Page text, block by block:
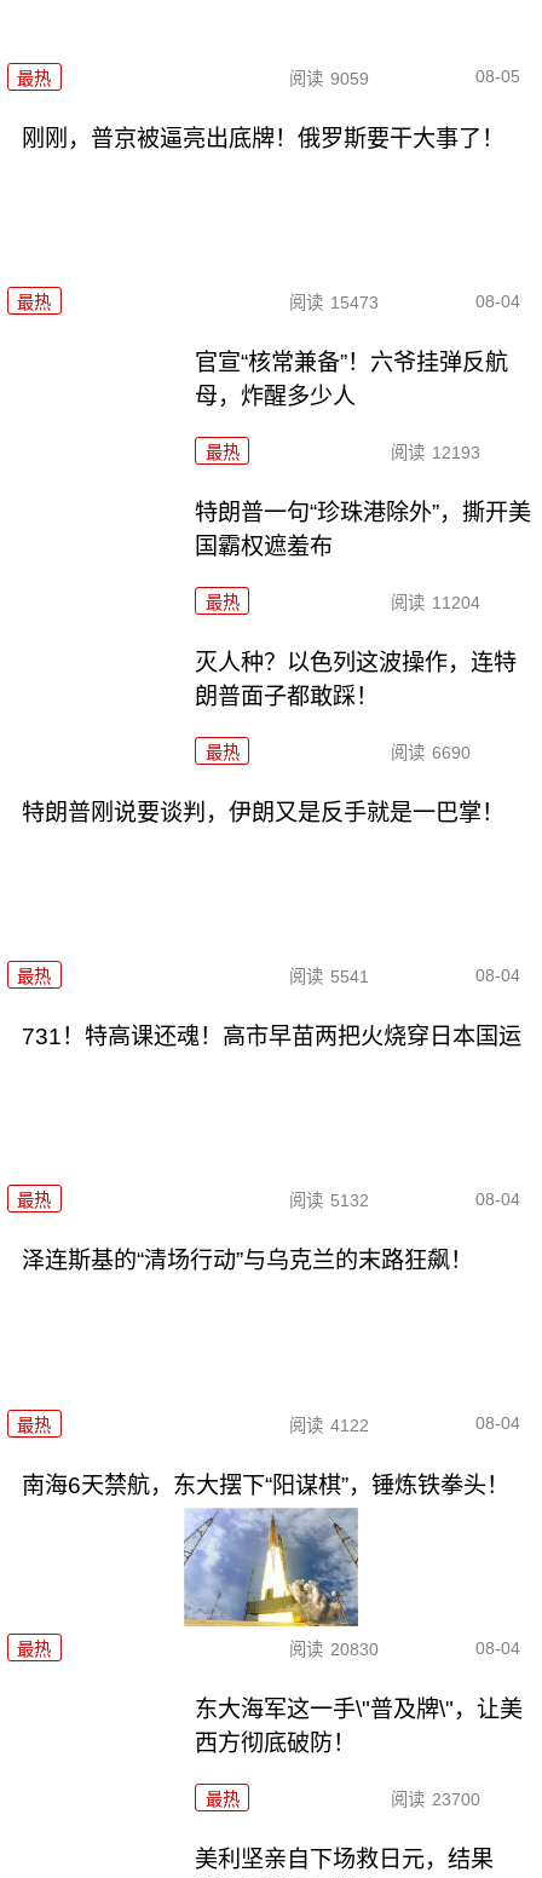
最热 阅读 9059 08-05
刚刚，普京被逼亮出底牌！俄罗斯要干大事了！
最热 阅读 15473 08-04
官宣“核常兼备”！六爷挂弹反航
母，炸醒多少人
最热 阅读 12193
特朗普一句“珍珠港除外”，撕开美
国霸权遮羞布
最热 阅读 11204
灭人种？以色列这波操作，连特
朗普面子都敢踩！
最热 阅读 6690
特朗普刚说要谈判，伊朗又是反手就是一巴掌！
最热 阅读 5541 08-04
731！特高课还魂！高市早苗两把火烧穿日本国运
最热 阅读 5132 08-04
泽连斯基的“清场行动”与乌克兰的末路狂飙！
最热 阅读 4122 08-04
南海6天禁航，东大摆下“阳谋棋”，锤炼铁拳头！
最热 阅读 20830 08-04
东大海军这一手\"普及牌\"，让美
西方彻底破防！
最热 阅读 23700
美利坚亲自下场救日元，结果